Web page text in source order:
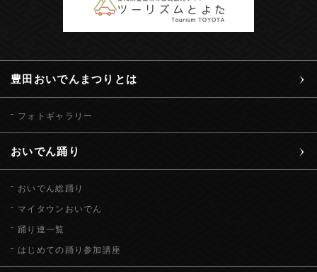
豊田おいでんまつりとは
フォトギャラリー
おいでん踊り
おいでん総踊り
マイタウンおいでん
踊り連一覧
はじめての踊り参加講座